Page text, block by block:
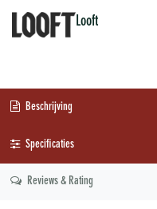
Looft
Beschrijving
Specificaties
Reviews & Rating